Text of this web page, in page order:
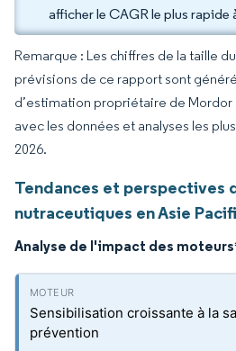
afficher le CAGR le plus rapide
Remarque : Les chiffres de la taille
prévisions de ce rapport sont
d’estimation propriétaire de
avec les données et analyses les
2026.
Tendances et perspectives
nutraceutiques en Asie
Analyse de l'impact des moteurs
Sensibilisation croissante à la
prévention